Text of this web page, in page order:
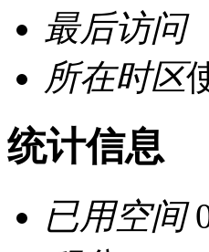
最后访问
所在时区
统计信息
已用空间